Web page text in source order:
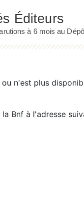
n'est plus
Bnf à l'adresse